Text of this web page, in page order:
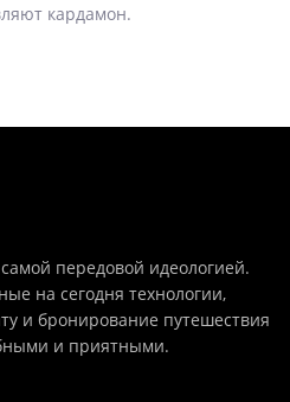
кардамон.
передовой идеологией.
на сегодня технологии,
и бронирование путешествия
и приятными.